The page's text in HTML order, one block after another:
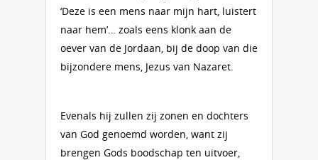
‘Deze is een mens naar mijn hart, luistert
naar hem’… zoals eens klonk aan de
oever van de Jordaan, bij de doop van die
bijzondere mens, Jezus van Nazaret.
Evenals hij zullen zij zonen en dochters
van God genoemd worden, want zij
brengen Gods boodschap ten uitvoer,